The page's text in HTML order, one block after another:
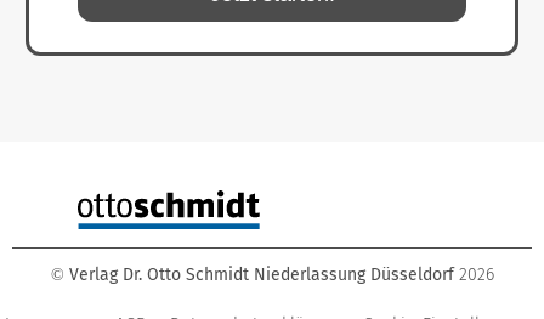
© Verlag Dr. Otto Schmidt Niederlassung Düsseldorf 2026